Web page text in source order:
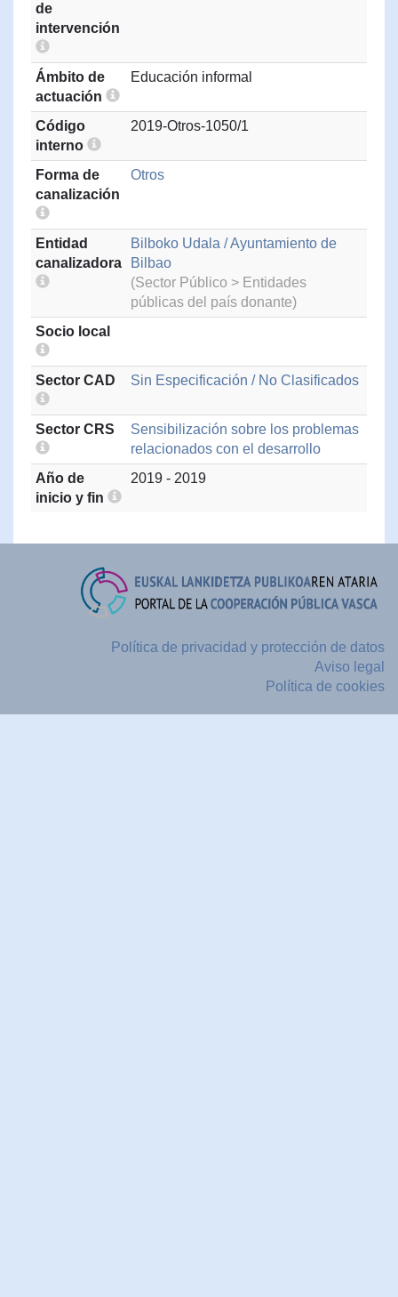
de
intervención
Ámbito de
actuación
Educación informal
Código
interno
2019-Otros-1050/1
Forma de
canalización
Otros
Entidad
canalizadora
Bilboko Udala / Ayuntamiento de
Bilbao
(Sector Público > Entidades
públicas del país donante)
Socio local
Sector CAD Sin Especificación / No Clasificados
Sector CRS
Sensibilización sobre los problemas
relacionados con el desarrollo
Año de
inicio y fin
2019 - 2019
Política de privacidad y protección de datos
Aviso legal
Política de cookies